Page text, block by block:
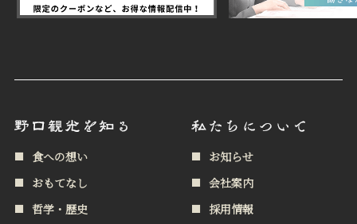
食への想い
おもてなし
哲学・歴史
お知らせ
会社案内
採用情報